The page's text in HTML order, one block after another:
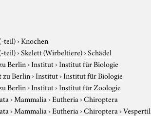
teil)›Knochen
teil)›Skelett (Wirbeltiere)›Schädel
Berlin›Institut›Institut für Biologie
Berlin›Institut›Institut für Biologie
Berlin›Institut›Institut für Zoologie
›Mammalia›Eutheria›Chiroptera
›Mammalia›Eutheria›Chiroptera›